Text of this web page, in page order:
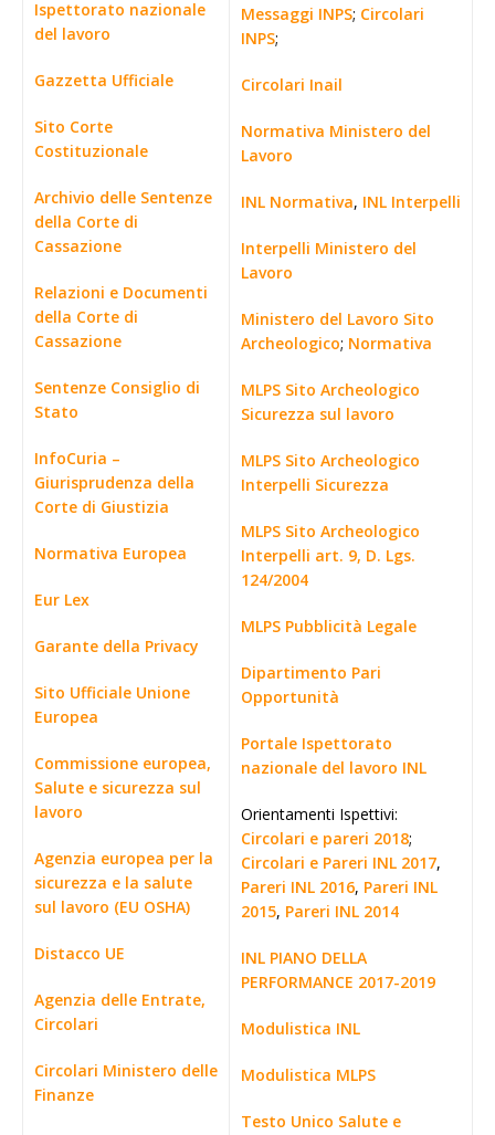
Ispettorato nazionale
del lavoro
Gazzetta Ufficiale
Sito Corte
Costituzionale
Archivio delle Sentenze
della Corte di
Cassazione
Relazioni e Documenti
della Corte di
Cassazione
Sentenze Consiglio di
Stato
InfoCuria –
Giurisprudenza della
Corte di Giustizia
Normativa Europea
Eur Lex
Garante della Privacy
Sito Ufficiale Unione
Europea
Commissione europea,
Salute e sicurezza sul
lavoro
Agenzia europea per la
sicurezza e la salute
sul lavoro (EU OSHA)
Distacco UE
Agenzia delle Entrate,
Circolari
Circolari Ministero delle
Finanze
Messaggi INPS; Circolari
INPS;
Circolari Inail
Normativa Ministero del
Lavoro
INL Normativa, INL Interpelli
Interpelli Ministero del
Lavoro
Ministero del Lavoro Sito
Archeologico; Normativa
MLPS Sito Archeologico
Sicurezza sul lavoro
MLPS Sito Archeologico
Interpelli Sicurezza
MLPS Sito Archeologico
Interpelli art. 9, D. Lgs.
124/2004
MLPS Pubblicità Legale
Dipartimento Pari
Opportunità
Portale Ispettorato
nazionale del lavoro INL
Orientamenti Ispettivi:
Circolari e pareri 2018;
Circolari e Pareri INL 2017,
Pareri INL 2016, Pareri INL
2015, Pareri INL 2014
INL PIANO DELLA
PERFORMANCE 2017-2019
Modulistica INL
Modulistica MLPS
Testo Unico Salute e